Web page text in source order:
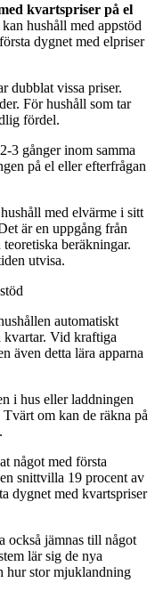
kvartspriser på el
hushåll med appstöd
dygnet med elpriser
dubblat vissa priser.
För hushåll som tar
fördel.
3 gånger inom samma
på el eller efterfrågan
med elvärme i sitt
är en uppgång från
beräkningar.
utvisa.
automatiskt
Vid kraftiga
även detta lära apparna
i hus eller laddningen
om kan de räkna på
något med första
snittvilla 19 procent av
dygnet med kvartspriser
också jämnas till något
lär sig de nya
hur stor mjuklandning